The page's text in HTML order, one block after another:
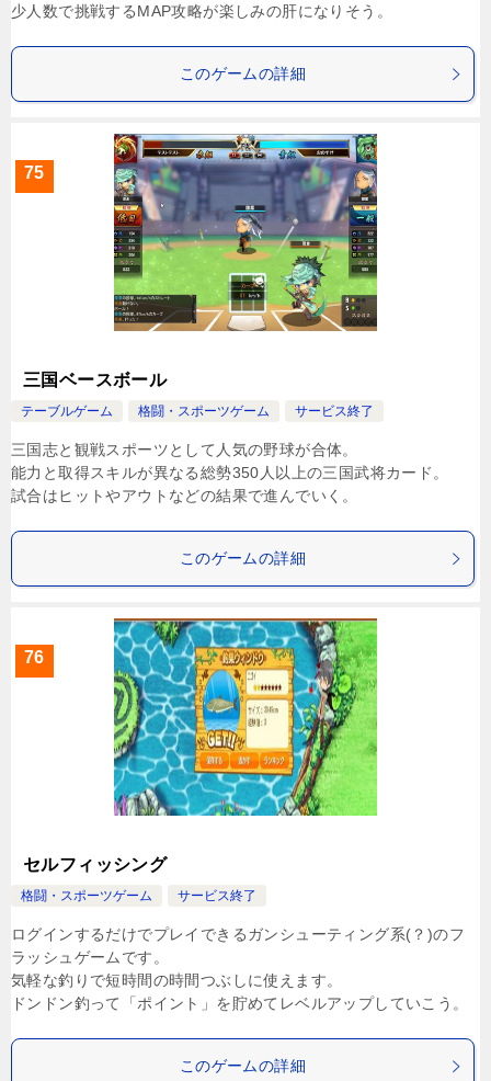
少人数で挑戦するMAP攻略が楽しみの肝になりそう。
このゲームの詳細
75
三国ベースボール
テーブルゲーム 格闘・スポーツゲーム サービス終了
三国志と観戦スポーツとして人気の野球が合体。
能力と取得スキルが異なる総勢350人以上の三国武将カード。
試合はヒットやアウトなどの結果で進んでいく。
このゲームの詳細
76
セルフィッシング
格闘・スポーツゲーム サービス終了
ログインするだけでプレイできるガンシューティング系(？)のフ
ラッシュゲームです。
気軽な釣りで短時間の時間つぶしに使えます。
ドンドン釣って「ポイント」を貯めてレベルアップしていこう。
このゲームの詳細